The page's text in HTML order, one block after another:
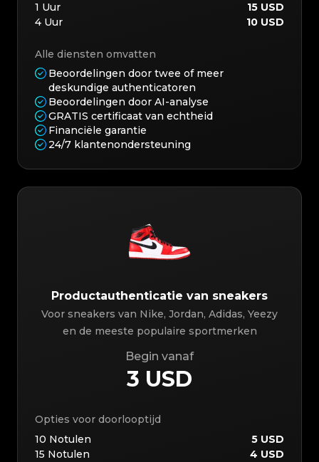
1 Uur
15 USD
4 Uur 10 USD
Alle diensten omvatten
Beoordelingen door twee of meer
deskundige authenticatoren
Beoordelingen door AI-analyse
GRATIS certificaat van echtheid
Financiële garantie
24/7 klantenondersteuning
Productauthenticatie van sneakers
Voor sneakers van Nike, Jordan, Adidas, Yeezy
en de meeste populaire sportmerken
Begin vanaf
3 USD
Opties voor doorlooptijd
10 Notulen
5 USD
15 Notulen
4 USD